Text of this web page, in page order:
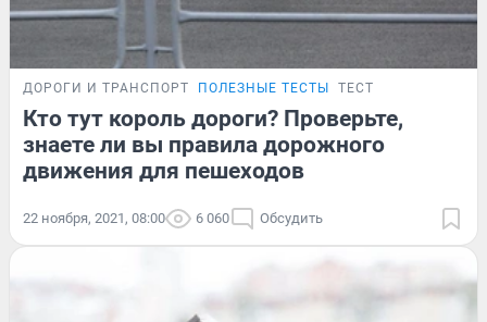
ДОРОГИ И ТРАНСПОРТ ПОЛЕЗНЫЕ ТЕСТЫ ТЕСТ
Кто тут король дороги? Проверьте,
знаете ли вы правила дорожного
движения для пешеходов
22 ноября, 2021, 08:00 6 060 Обсудить